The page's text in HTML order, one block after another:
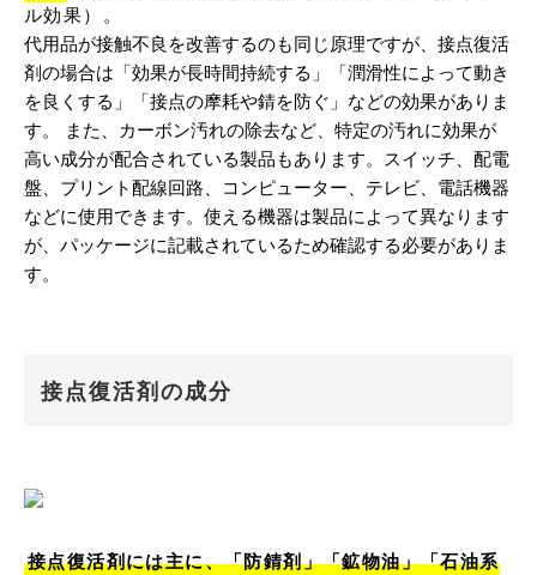
ル効果）。
代用品が接触不良を改善するのも同じ原理ですが、接点復活
剤の場合は「効果が長時間持続する」「潤滑性によって動き
を良くする」「接点の摩耗や錆を防ぐ」などの効果がありま
す。 また、カーボン汚れの除去など、特定の汚れに効果が
高い成分が配合されている製品もあります。スイッチ、配電
盤、プリント配線回路、コンピューター、テレビ、電話機器
などに使用できます。使える機器は製品によって異なります
が、パッケージに記載されているため確認する必要がありま
す。
接点復活剤の成分
接点復活剤には主に、「防錆剤」「鉱物油」「石油系